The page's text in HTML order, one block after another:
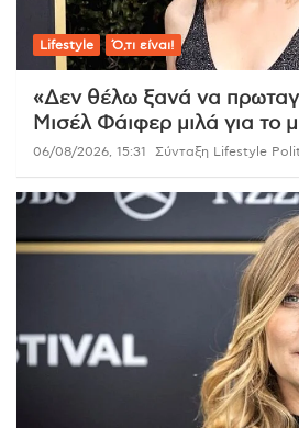
Lifestyle Ό,τι είναι!
«Δεν θέλω ξανά να
Μισέλ Φάιφερ μιλά για το
06/08/2026, 15:31 Σύνταξη Lifestyle